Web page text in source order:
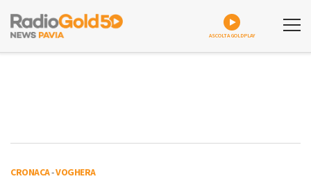
ASCOLTA GOLDPLAY
CRONACA-VOGHERA